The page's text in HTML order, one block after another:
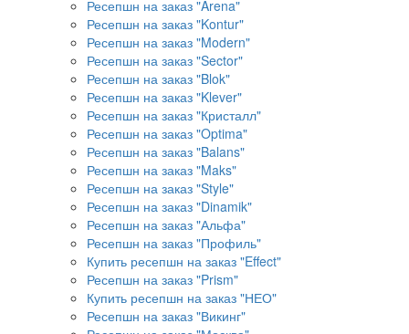
Ресепшн на заказ "Arena"
Ресепшн на заказ "Kontur"
Ресепшн на заказ "Modern"
Ресепшн на заказ "Sector"
Ресепшн на заказ "Blok"
Ресепшн на заказ "Klever"
Ресепшн на заказ "Кристалл"
Ресепшн на заказ "Optima"
Ресепшн на заказ "Balans"
Ресепшн на заказ "Maks"
Ресепшн на заказ "Style"
Ресепшн на заказ "Dinamik"
Ресепшн на заказ "Альфа"
Ресепшн на заказ "Профиль"
Купить ресепшн на заказ "Effect"
Ресепшн на заказ "Prism"
Купить ресепшн на заказ "НЕО"
Ресепшн на заказ "Викинг"